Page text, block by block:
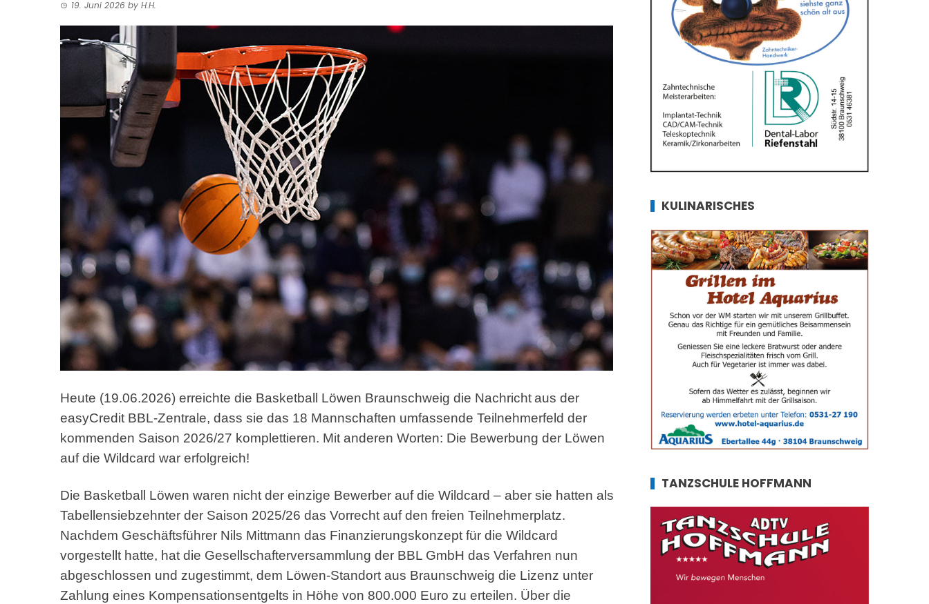
19. Juni 2026 by H.H.
Heute (19.06.2026) erreichte die Basketball Löwen Braunschweig die Nachrichtaus der
easyCredit BBL-Zentrale, dass sie das 18 Mannschaften umfassende Teilnehmerfeld der
kommenden Saison 2026/27 komplettieren. Mit anderen Worten: Die Bewerbung der Löwen
auf die Wildcard war erfolgreich!
Die Basketball Löwen waren nicht der einzige Bewerber auf die Wildcard – aber sie hatten als
Tabellensiebzehnter der Saison 2025/26 das Vorrecht auf den freien Teilnehmerplatz.
Nachdem Geschäftsführer Nils Mittmann das Finanzierungskonzept für die Wildcard
vorgestellt hatte, hat die Gesellschafterversammlung der BBL GmbH das Verfahren nun
abgeschlossen und zugestimmt, dem Löwen-Standort aus Braunschweig die Lizenz unter
Zahlung eines Kompensationsentgelts in Höhe von 800.000 Euro zu erteilen. Über die
KULINARISCHES
TANZSCHULE HOFFMANN